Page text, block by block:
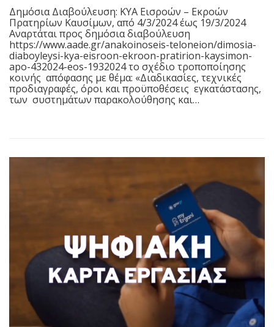
Δημόσια Διαβούλευση: ΚΥΑ Εισροών – Εκροών
Πρατηρίων Καυσίμων, από 4/3/2024 έως 19/3/2024
Αναρτάται προς δημόσια διαβούλευση
https://www.aade.gr/anakoinoseis-teloneion/dimosia-
diaboyleysi-kya-eisroon-ekroon-pratirion-kaysimon-
apo-432024-eos-1932024 το σχέδιο τροποποίησης
κοινής απόφασης με θέμα: «Διαδικασίες, τεχνικές
προδιαγραφές, όροι και προϋποθέσεις εγκατάστασης,
των συστημάτων παρακολούθησης και…